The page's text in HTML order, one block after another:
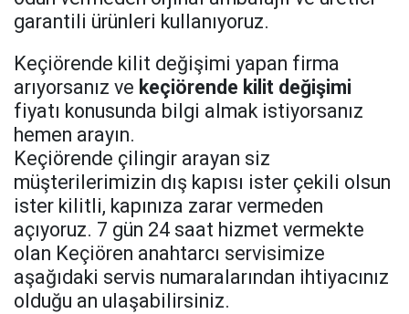
garantili ürünleri kullanıyoruz.
Keçiörende kilit değişimi yapan firma
arıyorsanız ve keçiörende kilit değişimi
fiyatı konusunda bilgi almak istiyorsanız
hemen arayın.
Keçiörende çilingir arayan siz
müşterilerimizin dış kapısı ister çekili olsun
ister kilitli, kapınıza zarar vermeden
açıyoruz. 7 gün 24 saat hizmet vermekte
olan Keçiören anahtarcı servisimize
aşağıdaki servis numaralarından ihtiyacınız
olduğu an ulaşabilirsiniz.